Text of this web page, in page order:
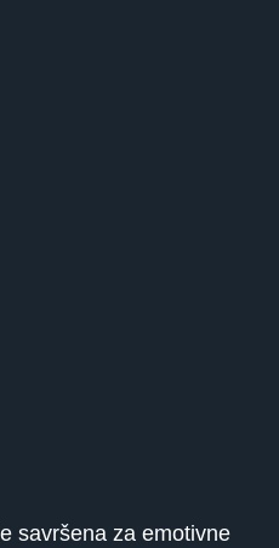
savršena za emotivne